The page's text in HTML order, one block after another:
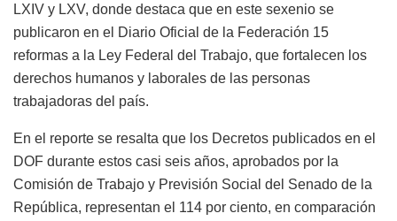
LXIV y LXV, donde destaca que en este sexenio se
publicaron en el Diario Oficial de la Federación 15
reformas a la Ley Federal del Trabajo, que fortalecen los
derechos humanos y laborales de las personas
trabajadoras del país.
En el reporte se resalta que los Decretos publicados en el
DOF durante estos casi seis años, aprobados por la
Comisión de Trabajo y Previsión Social del Senado de la
República, representan el 114 por ciento, en comparación